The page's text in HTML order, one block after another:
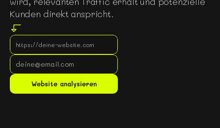
Kunden direkt anspricht.
Website analysieren